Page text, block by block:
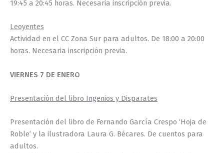
19:45 a 20:45 horas. Necesaria inscripción previa.
Leoyentes
Actividad en el CC Zona Sur para adultos. De 18:00 a 20:00
horas. Necesaria inscripción previa.
VIERNES 7 DE ENERO
Presentación del libro Ingenios y Disparates
Presentación del libro de Fernando García Crespo ‘Hoja de
Roble’ y la ilustradora Laura G. Bécares. De cuentos para
adultos.